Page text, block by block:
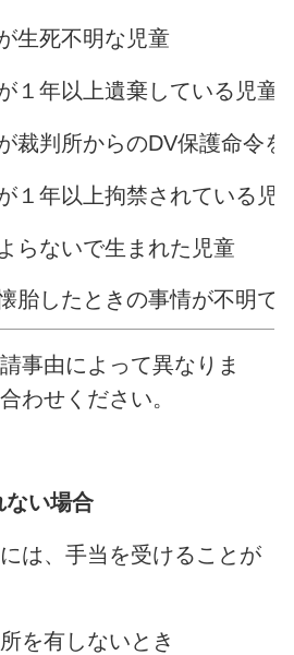
生死不明な児童
１年以上遺棄している児童
裁判所からのDV保護命令を
１年以上拘禁されている児
らないで生まれた児童
胎したときの事情が不明で
事由によって異なりま
わせください。
ない場合
は、手当を受けることが
を有しないとき